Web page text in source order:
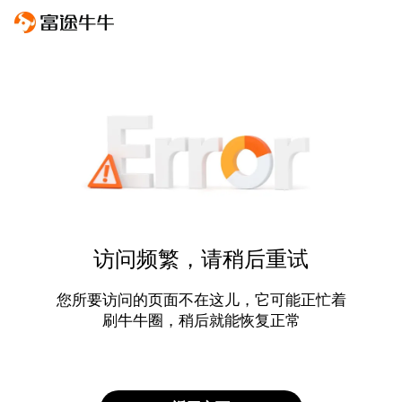
访问频繁，请稍后重试
您所要访问的页面不在这儿，它可能正忙着
刷牛牛圈，稍后就能恢复正常